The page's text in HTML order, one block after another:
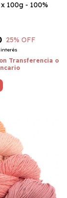
100g - 100%
25% OFF
Transferencia o